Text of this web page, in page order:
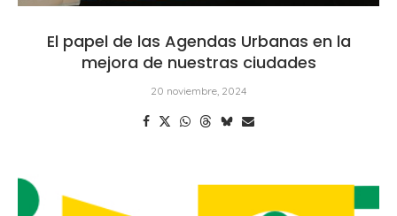
El papel de las Agendas Urbanas en la
mejora de nuestras ciudades
20 noviembre, 2024